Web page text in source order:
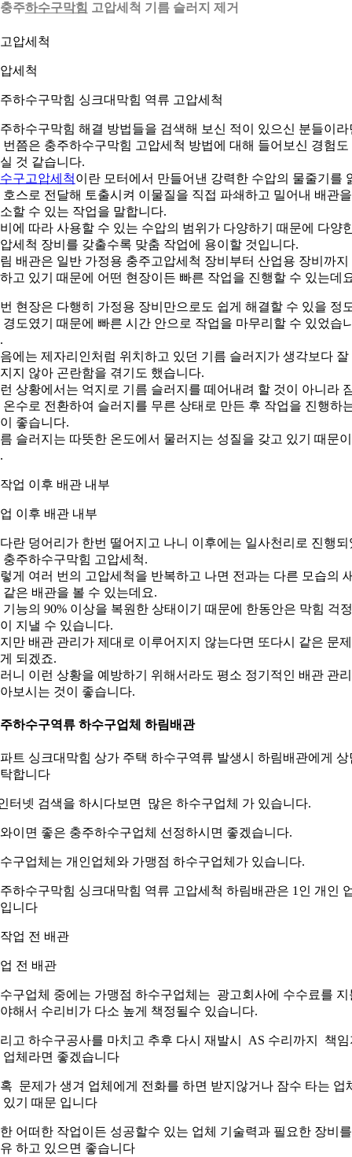
주하수구막힘 고압세척 기름 슬러지 제거
세척
하수구막힘 싱크대막힘 역류 고압세척
하수구막힘 해결 방법들을 검색해 보신 적이 있으신 분들이라
번쯤은 충주하수구막힘 고압세척 방법에 대해 들어보신 경험도
것 같습니다.
구고압세척이란 모터에서 만들어낸 강력한 수압의 물줄기를
호스로 전달해 토출시켜 이물질을 직접 파쇄하고 밀어내 배관을
할 수 있는 작업을 말합니다.
에 따라 사용할 수 있는 수압의 범위가 다양하기 때문에 다양
세척 장비를 갖출수록 맞춤 작업에 용이할 것입니다.
배관은 일반 가정용 충주고압세척 장비부터 산업용 장비까지
고 있기 때문에 어떤 현장이든 빠른 작업을 진행할 수 있는데
현장은 다행히 가정용 장비만으로도 쉽게 해결할 수 있을 정
경도였기 때문에 빠른 시간 안으로 작업을 마무리할 수 있었습
에는 제자리인처럼 위치하고 있던 기름 슬러지가 생각보다 잘
지 않아 곤란함을 겪기도 했습니다.
상황에서는 억지로 기름 슬러지를 떼어내려 할 것이 아니라
온수로 전환하여 슬러지를 무른 상태로 만든 후 작업을 진행하
좋습니다.
슬러지는 따뜻한 온도에서 물러지는 성질을 갖고 있기 때문
이후 배관 내부
란 덩어리가 한번 떨어지고 나니 이후에는 일사천리로 진행되
충주하수구막힘 고압세척.
게 여러 번의 고압세척을 반복하고 나면 전과는 다른 모습의
같은 배관을 볼 수 있는데요.
기능의 90% 이상을 복원한 상태이기 때문에 한동안은 막힘 걱정
지낼 수 있습니다.
만 배관 관리가 제대로 이루어지지 않는다면 또다시 같은 문
되겠죠.
니 이런 상황을 예방하기 위해서라도 평소 정기적인 배관 관
보시는 것이 좋습니다.
하수구역류 하수구업체 하림배관
트 싱크대막힘 상가 주택 하수구역류 발생시 하림배관에게 상
합니다
터넷 검색을 하시다보면 많은 하수구업체 가 있습니다.
이면 좋은 충주하수구업체 선정하시면 좋겠습니다.
구업체는 개인업체와 가맹점 하수구업체가 있습니다.
하수구막힘 싱크대막힘 역류 고압세척 하림배관은 1인 개인
니다
전 배관
구업체 중에는 가맹점 하수구업체는 광고회사에 수수료를 지
해서 수리비가 다소 높게 책정될수 있습니다.
고 하수구공사를 마치고 추후 다시 재발시 AS 수리까지 책임
업체라면 좋겠습니다
문제가 생겨 업체에게 전화를 하면 받지않거나 잠수 타는 업
있기 때문 입니다
어떠한 작업이든 성공할수 있는 업체 기술력과 필요한 장비를
하고 있으면 좋습니다